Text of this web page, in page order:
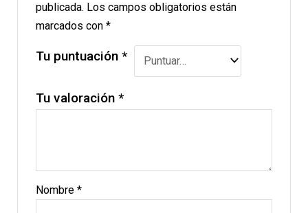
publicada. Los campos obligatorios están
marcados con*
Tu puntuación*
Tu valoración*
Nombre*